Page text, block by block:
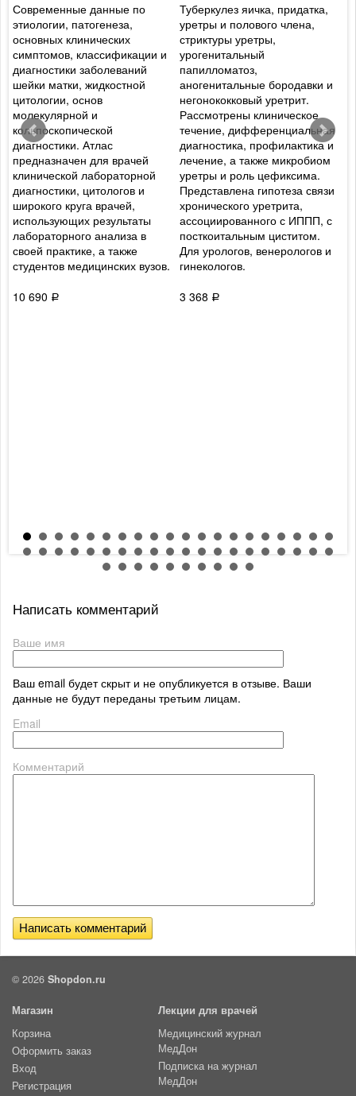
Современные данные по
этиологии, патогенеза,
основных клинических
симптомов, классификации и
диагностики заболеваний
шейки матки, жидкостной
цитологии, основ
молекулярной и
кольпоскопической
диагностики. Атлас
предназначен для врачей
клинической лабораторной
диагностики, цитологов и
широкого круга врачей,
использующих результаты
лабораторного анализа в
своей практике, а также
студентов медицинских вузов.
10 690 Р
Туберкулез яичка, придатка,
уретры и полового члена,
стриктуры уретры,
урогенитальный
папилломатоз,
аногенитальные бородавки и
негонококковый уретрит.
Рассмотрены клиническое
течение, дифференциальная
диагностика, профилактика и
лечение, а также микробиом
уретры и роль цефиксима.
Представлена гипотеза связи
хронического уретрита,
ассоциированного с ИППП, с
посткоитальным циститом.
Для урологов, венерологов и
гинекологов.
3 368 Р
Написать комментарий
Ваше имя
Ваш email будет скрыт и не опубликуется в отзыве. Ваши
данные не будут переданы третьим лицам.
Email
Комментарий
© 2026 Shopdon.ru
Магазин
Корзина
Оформить заказ
Вход
Регистрация
Лекции для врачей
Медицинский журнал
МедДон
Подписка на журнал
МедДон